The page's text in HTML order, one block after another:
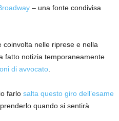
– una fonte condivisa
coinvolta nelle riprese e nella
fatto notizia temporaneamente
di avvocato
farlo salta questo giro dell’esame
quando si sentirà